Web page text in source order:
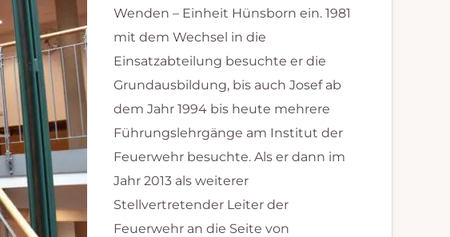
Wenden – Einheit Hünsborn ein. 1981
mit dem Wechsel in die
Einsatzabteilung besuchte er die
Grundausbildung, bis auch Josef ab
dem Jahr 1994 bis heute mehrere
Führungslehrgänge am Institut der
Feuerwehr besuchte. Als er dann im
Jahr 2013 als weiterer
Stellvertretender Leiter der
Feuerwehr an die Seite von